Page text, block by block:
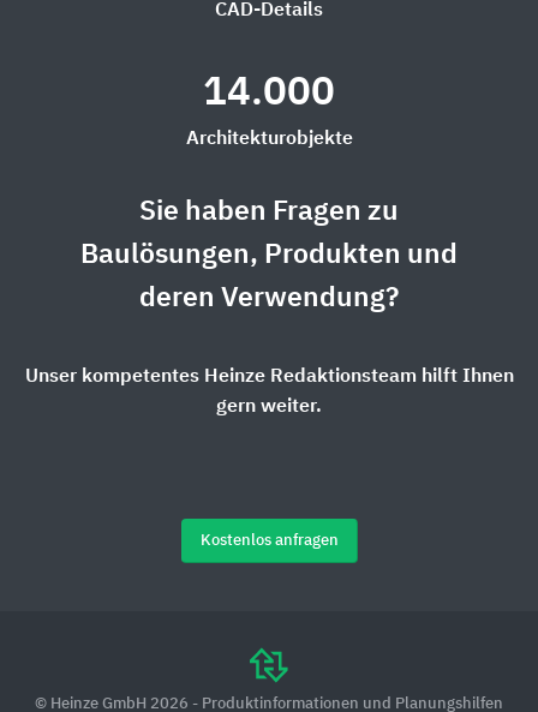
CAD-Details
14.000
Architekturobjekte
Sie haben Fragen zu
Baulösungen, Produkten und
deren Verwendung?
Unser kompetentes Heinze Redaktionsteam hilft Ihnen
gern weiter.
Kostenlos anfragen
© Heinze GmbH 2026 - Produktinformationen und Planungshilfen